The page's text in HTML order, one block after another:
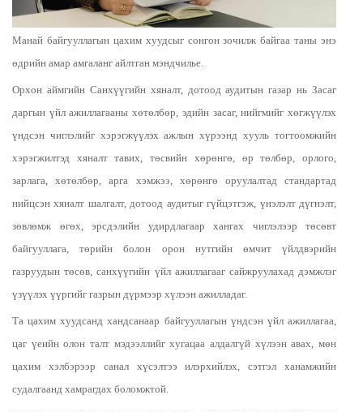
Манай байгууллагын цахим хуудсыг сонгон зочилж байгаа таны энэ
өдрийн амар амгаланг айлтган мэндчилье.
Орхон аймгийн Санхүүгийн хяналт, дотоод аудитын газар нь Засаг
даргын үйл ажиллагааны хөтөлбөр, эдийн засаг, нийгмийг хөгжүүлэх
үндсэн чиглэлийг хэрэгжүүлэх ажлын хүрээнд хууль тогтоомжийн
хэрэгжилтэд хяналт тавих, төсвийн хөрөнгө, өр төлбөр, орлого,
зарлага, хөтөлбөр, арга хэмжээ, хөрөнгө оруулалтад стандартад
нийцсэн хяналт шалгалт, дотоод аудитыг гүйцэтгэж, үнэлэлт дүгнэлт,
зөвлөмж өгөх, эрсдэлийн удирдлагаар хангах чиглэлээр төсөвт
байгууллага, төрийн болон орон нутгийн өмчит үйлдвэрийн
газруудын төсөв, санхүүгийн үйл ажиллагааг сайжруулахад дэмжлэг
үзүүлэх үүргийг газрын дүрмээр хүлээн ажилладаг.
Та цахим хуудсанд хандсанаар байгууллагын үндсэн үйл ажиллагаа,
цаг үеийн олон талт мэдээллийг хугацаа алдалгүй хүлээн авах, мөн
цахим хэлбэрээр санал хүсэлтээ илэрхийлэх, сэтгэл ханамжийн
судалгаанд хамрагдах боломжтой.